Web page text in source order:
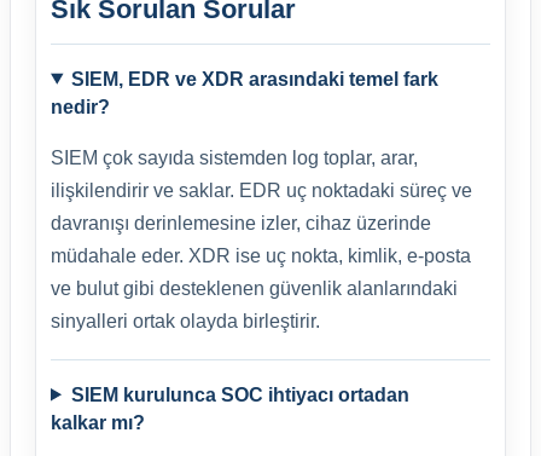
Sık Sorulan Sorular
SIEM, EDR ve XDR arasındaki temel fark
nedir?
SIEM çok sayıda sistemden log toplar, arar,
ilişkilendirir ve saklar. EDR uç noktadaki süreç ve
davranışı derinlemesine izler, cihaz üzerinde
müdahale eder. XDR ise uç nokta, kimlik, e-posta
ve bulut gibi desteklenen güvenlik alanlarındaki
sinyalleri ortak olayda birleştirir.
SIEM kurulunca SOC ihtiyacı ortadan
kalkar mı?